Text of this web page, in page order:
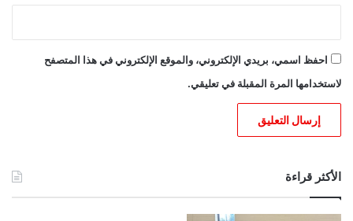
احفظ اسمي، بريدي الإلكتروني، والموقع الإلكتروني في هذا المتصفح
لاستخدامها المرة المقبلة في تعليقي.
الأكثر قراءة